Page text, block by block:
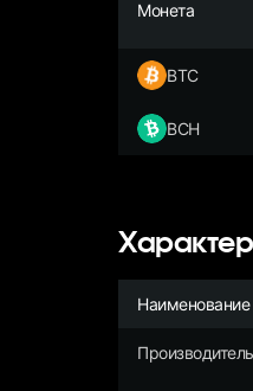
Монета
BTC
BCH
Наименование
Производитель